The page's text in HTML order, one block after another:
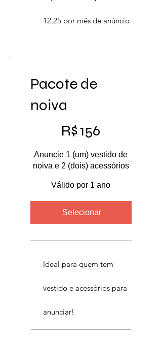
12,25 por mês de anúncio
Pacote de
noiva
R$156
Anuncie 1 (um) vestido de
noiva e 2 (dois) acessórios
Válido por 1 ano
Selecionar
Ideal para quem tem
vestido e acessórios para
anunciar!